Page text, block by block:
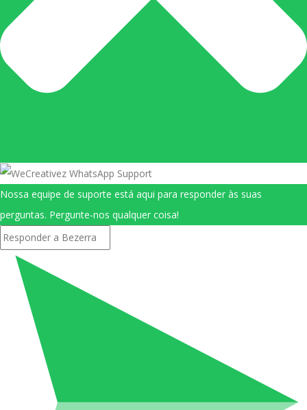
Nossa equipe de suporte está aqui para responder às suas
perguntas. Pergunte-nos qualquer coisa!